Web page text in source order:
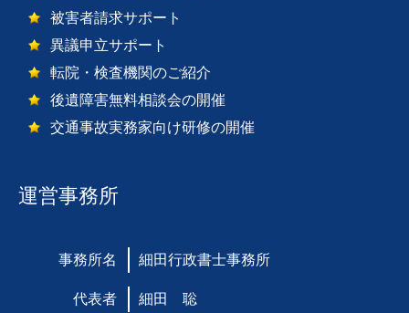
被害者請求サポート
異議申立サポート
転院・検査機関のご紹介
後遺障害無料相談会の開催
交通事故実務家向け研修の開催
運営事務所
事務所名 細田行政書士事務所
代表者 細田 聡